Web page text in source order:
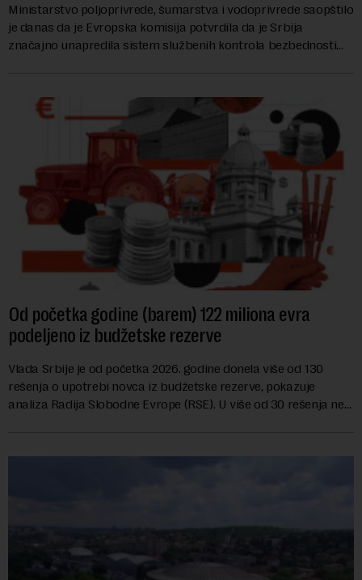
Ministarstvo poljoprivrede, šumarstva i vodoprivrede saopštilo
je danas da je Evropska komisija potvrdila da je Srbija
značajno unapredila sistem službenih kontrola bezbednosti
Od početka godine (barem) 122 miliona evra
podeljeno iz budžetske rezerve
Vlada Srbije je od početka 2026. godine donela više od 130
rešenja o upotrebi novca iz budžetske rezerve, pokazuje
analiza Radija Slobodne Evrope (RSE). U više od 30 rešenja ne